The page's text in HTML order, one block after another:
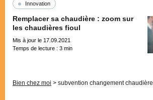
Innovation
Remplacer sa chaudière : zoom sur
les chaudières fioul
Mis à jour le 17.09.2021
Temps de lecture : 3 min
Bien chez moi > subvention changement chaudière